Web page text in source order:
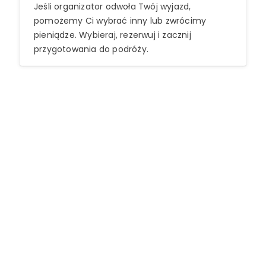
Jeśli organizator odwoła Twój wyjazd,
pomożemy Ci wybrać inny lub zwrócimy
pieniądze. Wybieraj, rezerwuj i zacznij
przygotowania do podróży.